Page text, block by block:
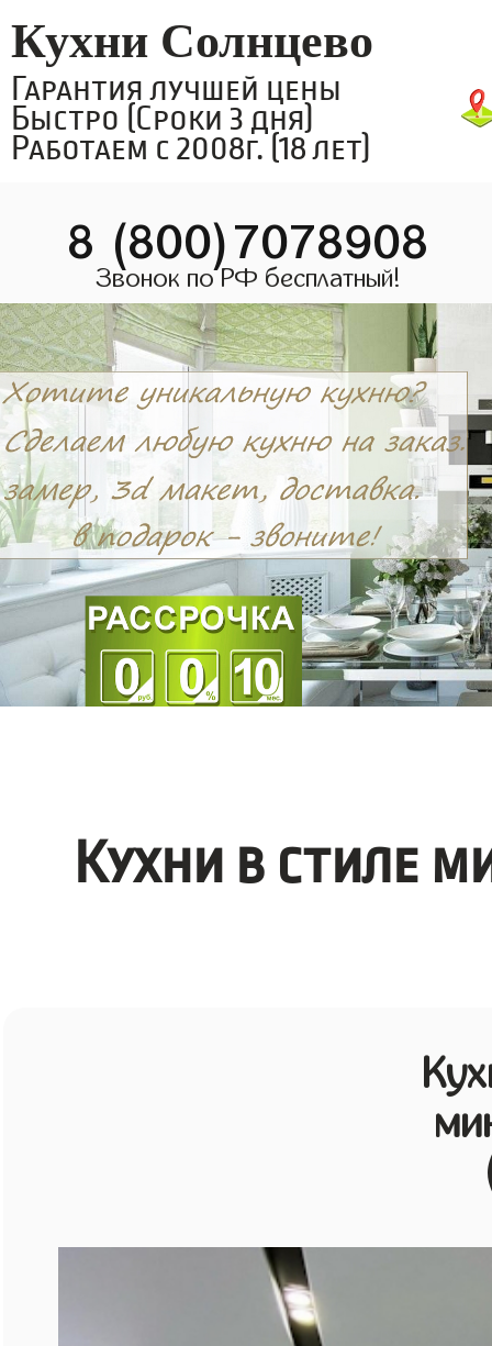
Кухни Солнцево
Гарантия лучшей цены
Быстро (Сроки 3 дня)
Работаем с 2008г. (18 лет)
8 (800)7078908
Звонок по РФ бесплатный!
Кухни в стиле